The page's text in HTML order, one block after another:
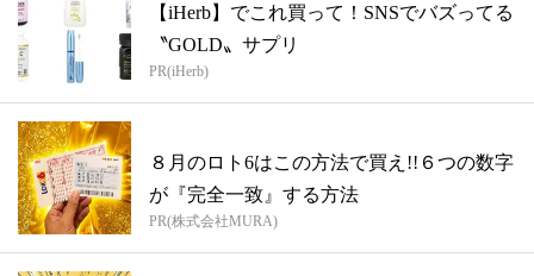
【iHerb】でこれ買って！SNSでバズってる
〝GOLD〟サプリ
PR(iHerb)
８月のロト6はこの方法で買え!!６つの数字
が『完全一致』する方法
PR(株式会社MURA)